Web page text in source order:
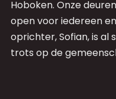
Hoboken. Onze
open voor iedereen
oprichter, Sofian, is al
trots op de